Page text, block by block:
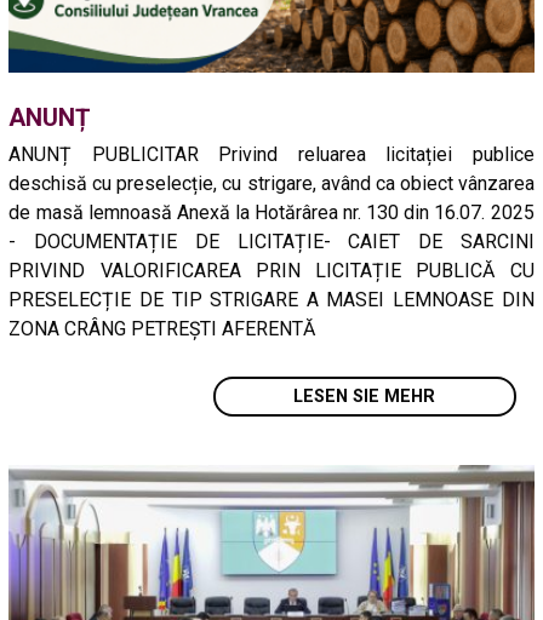
ANUNȚ
ANUNȚ PUBLICITAR Privind reluarea licitației publice
deschisă cu preselecție, cu strigare, având ca obiect vânzarea
de masă lemnoasă Anexă la Hotărârea nr. 130 din 16.07. 2025
- DOCUMENTAȚIE DE LICITAȚIE- CAIET DE SARCINI
PRIVIND VALORIFICAREA PRIN LICITAȚIE PUBLICĂ CU
PRESELECȚIE DE TIP STRIGARE A MASEI LEMNOASE DIN
ZONA CRÂNG PETREȘTI AFERENTĂ
LESEN SIE MEHR